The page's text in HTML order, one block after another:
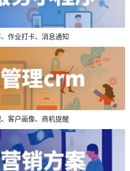
作业打卡、消息通知
客户画像、商机提醒